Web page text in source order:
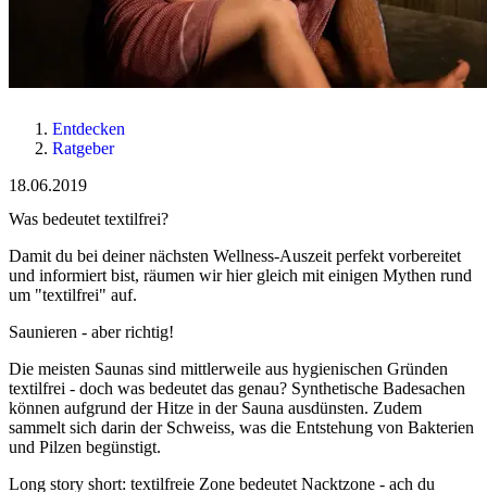
Entdecken
Ratgeber
18.06.2019
Was bedeutet textilfrei?
Damit du bei deiner nächsten Wellness-Auszeit perfekt vorbereitet
und informiert bist, räumen wir hier gleich mit einigen Mythen rund
um "textilfrei" auf.
Saunieren - aber richtig!
Die meisten Saunas sind mittlerweile aus hygienischen Gründen
textilfrei - doch was bedeutet das genau? Synthetische Badesachen
können aufgrund der Hitze in der Sauna ausdünsten. Zudem
sammelt sich darin der Schweiss, was die Entstehung von Bakterien
und Pilzen begünstigt.
Long story short: textilfreie Zone bedeutet Nacktzone - ach du